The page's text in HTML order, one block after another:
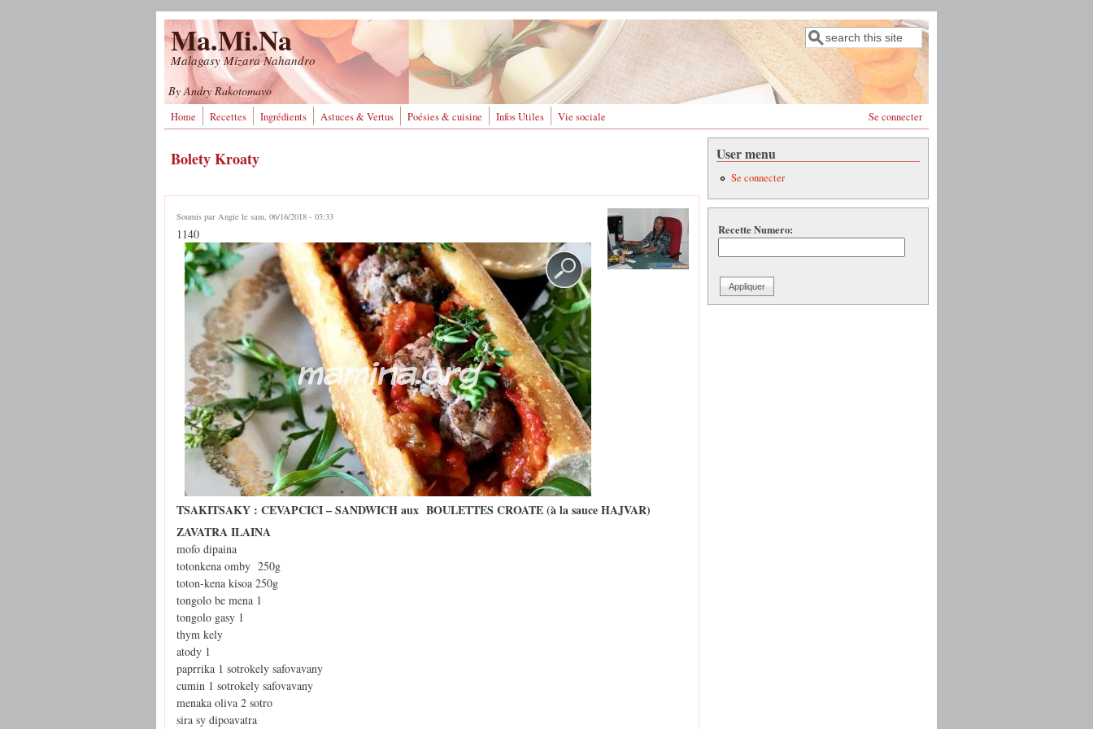
Ma.Mi.Na
Malagasy Mizara Nahandro
Formulaire de recherche
Rechercher
By Andry Rakotomavo
Home Recettes Ingrédients Astuces & Vertus Poésies & cuisine Infos Utiles Vie sociale Se connecter
Bolety Kroaty
Soumis par Angie le sam, 06/16/2018 - 03:33
1140
TSAKITSAKY : CEVAPCICI – SANDWICH aux BOULETTES CROATE (à la sauce HAJVAR)
ZAVATRA ILAINA
mofo dipaina
totonkena omby 250g
toton-kena kisoa 250g
tongolo be mena 1
tongolo gasy 1
thym kely
atody 1
paprrika 1 sotrokely safovavany
cumin 1 sotrokely safovavany
menaka oliva 2 sotro
sira sy dipoavatra
User menu
Se connecter
Recette Numero: